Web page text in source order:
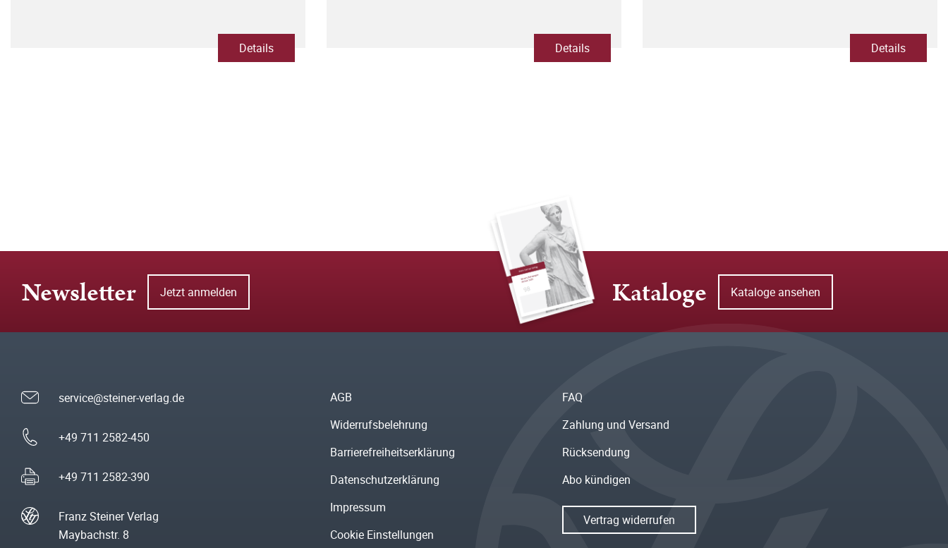
Details Details Details
Newsletter Jetzt anmelden Kataloge Kataloge ansehen
service@steiner-verlag.de
+49 711 2582-450
+49 711 2582-390
Franz Steiner Verlag
Maybachstr. 8
AGB
Widerrufsbelehrung
Barrierefreiheitserklärung
Datenschutzerklärung
Impressum
Cookie Einstellungen
FAQ
Zahlung und Versand
Rücksendung
Abo kündigen
Vertrag widerrufen